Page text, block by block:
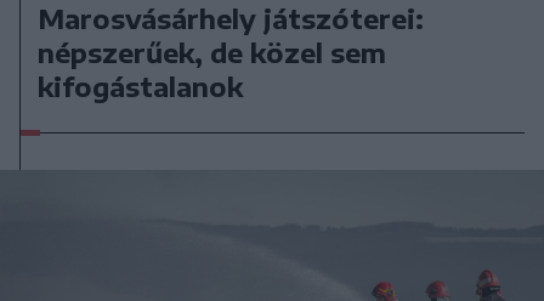
Marosvásárhely játszóterei:
népszerűek, de közel sem
kifogástalanok